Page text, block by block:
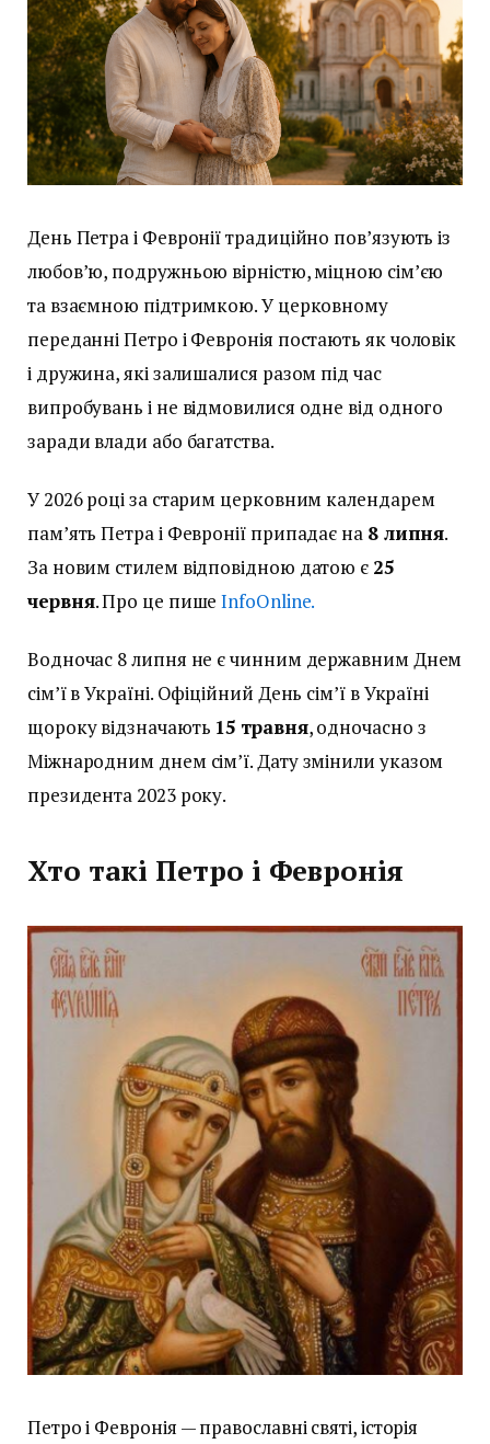
День Петра і Февронії традиційно пов’язують із
любов’ю, подружньою вірністю, міцною сім’єю
та взаємною підтримкою. У церковному
переданні Петро і Февронія постають як чоловік
і дружина, які залишалися разом під час
випробувань і не відмовилися одне від одного
заради влади або багатства.
У 2026 році за старим церковним календарем
пам’ять Петра і Февронії припадає на 8 липня.
За новим стилем відповідною датою є 25
червня. Про це пишеInfoOnline.
Водночас 8 липня не є чинним державним Днем
сім’ї в Україні. Офіційний День сім’ї в Україні
щороку відзначають 15 травня, одночасно з
Міжнародним днем сім’ї. Дату змінили указом
президента 2023 року.
Хто такі Петро і Февронія
Петро і Февронія — православні святі, історія